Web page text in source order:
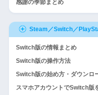
感謝の季節まとめ
Steam／Switch／
Switch版の情報まとめ
Switch版の操作方法
Switch版の始め方・ダウンロ
スマホアカウントでSwitch版